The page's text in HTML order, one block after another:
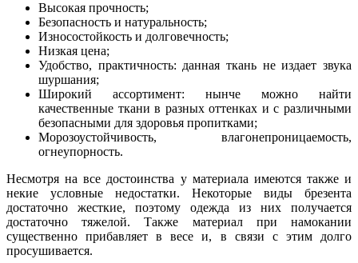
Высокая прочность;
Безопасность и натуральность;
Износостойкость и долговечность;
Низкая цена;
Удобство, практичность: данная ткань не издает звука
шуршания;
Широкий ассортимент: нынче можно найти
качественные ткани в разных оттенках и с различными
безопасными для здоровья пропитками;
Морозоустойчивость, влагонепроницаемость,
огнеупорность.
Несмотря на все достоинства у материала имеются также и
некие условные недостатки. Некоторые виды брезента
достаточно жесткие, поэтому одежда из них получается
достаточно тяжелой. Также материал при намокании
существенно прибавляет в весе и, в связи с этим долго
просушивается.